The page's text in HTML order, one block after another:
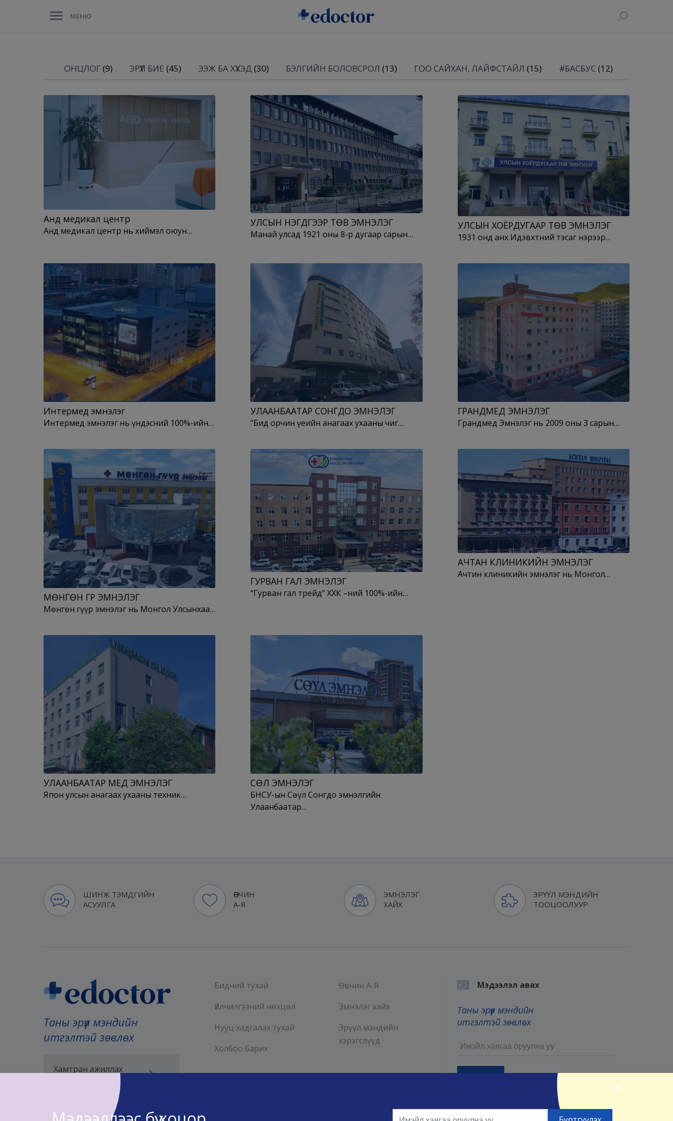
МЕНЮ
ОНЦЛОГ(9) ЭРҮҮЛ БИЕ (45) ЭЭЖ БА ХҮҮХЭД (30) БЭЛГИЙН БОЛОВСРОЛ (13) ГОО САЙХАН, ЛАЙФСТАЙЛ (15) #БАСБУС(12)
Анд медикал центр
Анд медикал центр нь хиймэл оюун…
УЛСЫН НЭГДҮГЭЭР ТӨВ ЭМНЭЛЭГ
Манай улсад 1921 оны 8-р дугаар сарын…
УЛСЫН ХОЁРДУГААР ТӨВ ЭМНЭЛЭГ
1931 онд анх Идэвхтний тэсаг нэрээр…
Интермед эмнэлэг
Интермед эмнэлэг нь үндэсний 100%-ийн…
УЛААНБААТАР СОНГДО ЭМНЭЛЭГ
"Бид орчин үеийн анагаах ухааны чиг…
ГРАНДМЕД ЭМНЭЛЭГ
Грандмед Эмнэлэг нь 2009 оны 3 сарын…
МӨНГӨН ГҮҮР ЭМНЭЛЭГ
Мөнгөн гүүр эмнэлэг нь Монгол Улсынхаа…
ГУРВАН ГАЛ ЭМНЭЛЭГ
“Гурван гал трейд” ХХК –ний 100%-ийн…
АЧТАН КЛИНИКИЙН ЭМНЭЛЭГ
Ачтин клиникийн эмнэлэг нь Монгол…
УЛААНБААТАР МЕД ЭМНЭЛЭГ
Япон улсын анагаах ухааны техник…
СӨҮЛ ЭМНЭЛЭГ
БНСУ-ын Сөүл Сонгдо эмнэлгийн
Улаанбаатар…
ШИНЖ ТЭМДГИЙН
АСУУЛГА
ӨВЧИН
А-Я
ЭМНЭЛЭГ
ХАЙХ
ЭРҮҮЛ МЭНДИЙН
ТООЦООЛУУР
Таны эрүүл мэндийн
итгэлтэй зөвлөх
Хамтран ажиллах
Бидний тухай
Үйлчилгээний нөхцөл
Нууц хадгалах тухай
Холбоо барих
Өвчин А-Я
Эмнэлэг хайх
Эрүүл мэндийн
хэрэгслүүд
Мэдээлэл авах
Таны эрүүл мэндийн
итгэлтэй зөвлөх
Үйлчилгээний нөхцөл
Нууцлалын нөхцөлийгзөвшөөрсөнд тооцно.